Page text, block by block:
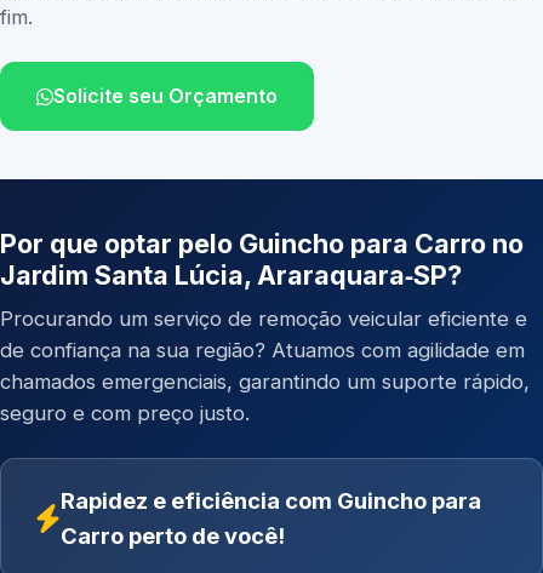
fim.
Solicite seu Orçamento
Por que optar pelo Guincho para Carro no
Jardim Santa Lúcia, Araraquara‑SP?
Procurando um serviço de remoção veicular eficiente e
de confiança na sua região? Atuamos com agilidade em
chamados emergenciais, garantindo um suporte rápido,
seguro e com preço justo.
Rapidez e eficiência com Guincho para
Carro perto de você!